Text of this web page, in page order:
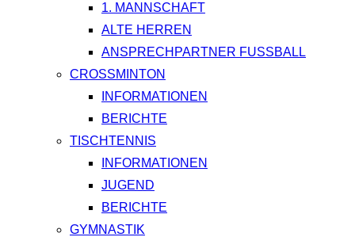
1. MANNSCHAFT
ALTE HERREN
ANSPRECHPARTNER FUSSBALL
CROSSMINTON
INFORMATIONEN
BERICHTE
TISCHTENNIS
INFORMATIONEN
JUGEND
BERICHTE
GYMNASTIK